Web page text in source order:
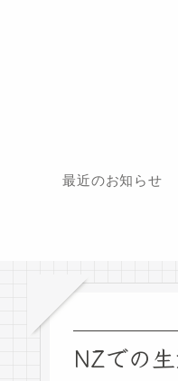
最近のお知らせ
NZでの